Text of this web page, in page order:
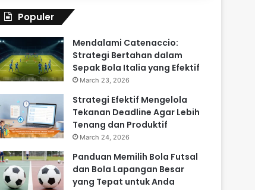
Populer
Mendalami Catenaccio:
Strategi Bertahan dalam
Sepak Bola Italia yang Efektif
March 23, 2026
Strategi Efektif Mengelola
Tekanan Deadline Agar Lebih
Tenang dan Produktif
March 24, 2026
Panduan Memilih Bola Futsal
dan Bola Lapangan Besar
yang Tepat untuk Anda